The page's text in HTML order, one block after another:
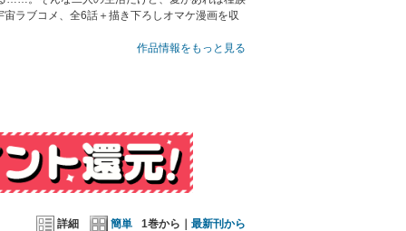
ラブコメ、全6話＋描き下ろしオマケ漫画を収
作品情報をもっと見る
詳細 簡単 1巻から｜ 最新刊から